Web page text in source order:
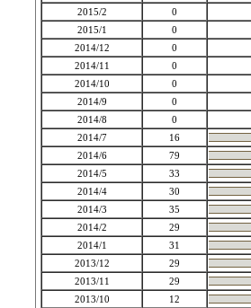
2015/2
0
2015/1
0
2014/12
0
2014/11
0
2014/10
0
2014/9
0
2014/8
0
2014/7
16
2014/6
79
2014/5
33
2014/4
30
2014/3
35
2014/2
29
2014/1
31
2013/12
29
2013/11
29
2013/10
12